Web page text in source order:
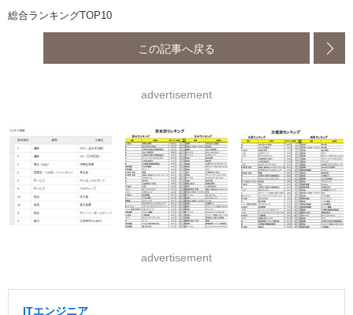
総合ランキングTOP10
この記事へ戻る
advertisement
advertisement
ITエンジニア